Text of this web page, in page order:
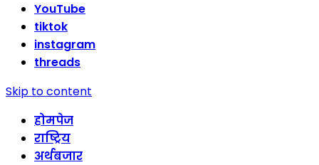
YouTube
tiktok
instagram
threads
Skip to content
होमपेज
राष्ट्रिय
अर्थबजार